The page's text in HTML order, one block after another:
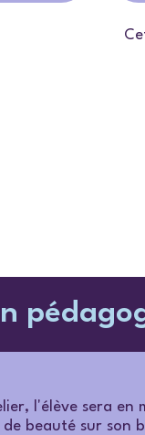
l'élève sera en
de beauté sur